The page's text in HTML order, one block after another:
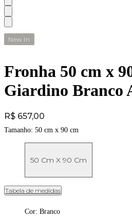
New In
Fronha 50 cm x
Giardino Branco
Price:
R$ 657,00
Tamanho: 50 cm x 90 cm
50 Cm X 90 Cm
Tabela de medidas
Cor: Branco